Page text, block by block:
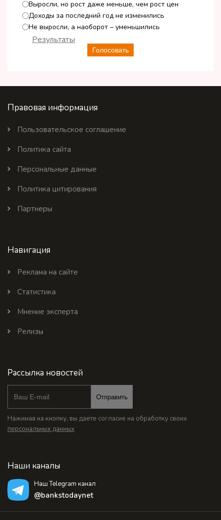
Выросли, но рост даже меньше, чем рост цен
Доходы за последний год не изменились
Не выросли, а наоборот – уменьшились
Голосовать
Результаты
Правовая информация
Пользовательское соглашение
Политика сайта
Персональные данные
Политика цитирования
Партнеры
Навигация
Реклама на сайте
Статистика
Мнение эксперта
Релизы
Рассылка новостей
Отправить
Нажимая на кнопку, вы даете согласие на обработку своих
персональных данных
Наши каналы
Наш Telegram канал
@bankstodaynet